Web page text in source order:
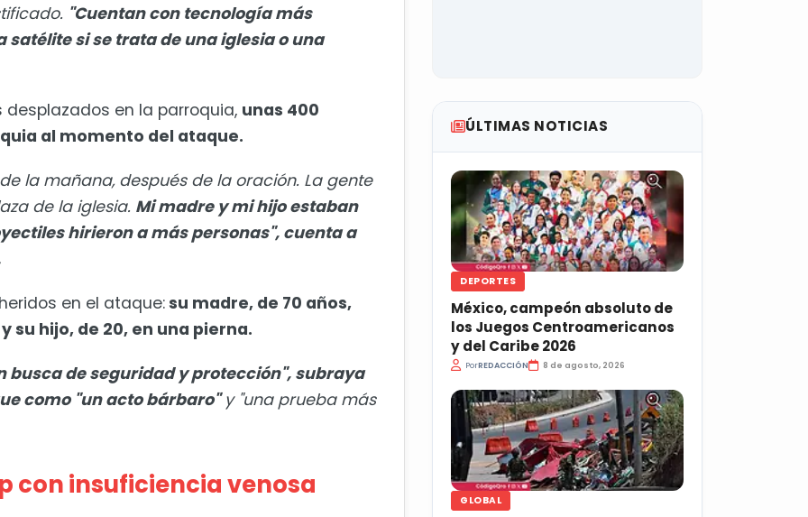
"Cuentan con tecnología más
si se trata de una iglesia o una
en la parroquia, unas 400
al momento del ataque.
la mañana, después de la oración. La gente
de la iglesia. Mi madre y mi hijo estaban
hirieron a más personas", cuenta a
en el ataque:su madre, de 70 años,
su hijo, de 20, en una pierna.
busca de seguridad y protección", subraya
como "un acto bárbaro"y "una prueba más
con insuficiencia venosa
ÚLTIMAS NOTICIAS
DEPORTES
México, campeón absoluto de
los Juegos Centroamericanos
y del Caribe 2026
PorREDACCIÓN 8 de agosto, 2026
GLOBAL